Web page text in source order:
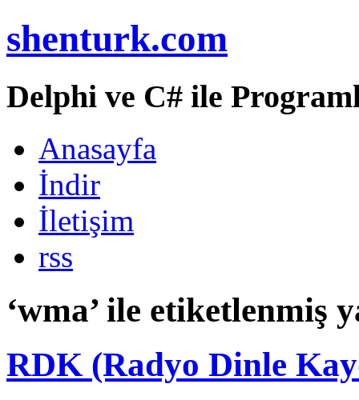
shenturk.com
Delphi ve C# ile
Anasayfa
İndir
İletişim
rss
‘wma’ ile etiketlenmiş
RDK (Radyo Dinle